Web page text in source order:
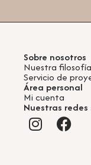
Sobre nosotros
Nuestra filosofía
Servicio de
Área personal
Mi cuenta
Nuestras redes